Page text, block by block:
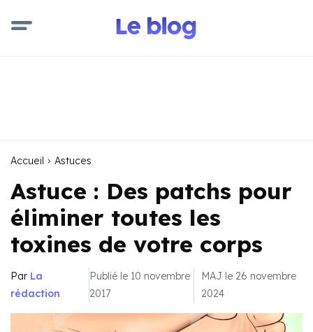
Accueil Astuces
Astuce : Des patchs pour
éliminer toutes les
toxines de votre corps
Par La
rédaction
Publié le 10 novembre
2017
MAJ le 26 novembre
2024